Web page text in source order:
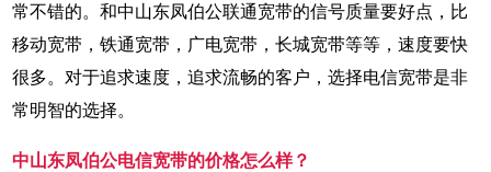
常不错的。和中山东凤伯公联通宽带的信号质量要好点，比
移动宽带，铁通宽带，广电宽带，长城宽带等等，速度要快
很多。对于追求速度，追求流畅的客户，选择电信宽带是非
常明智的选择。
中山东凤伯公电信宽带的价格怎么样？